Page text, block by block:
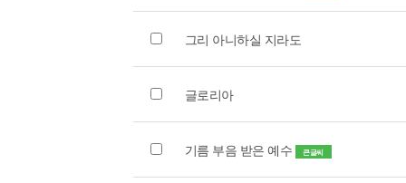
그리 아니하실 지라도
글로리아
기름 부음 받은 예수 큰글씨